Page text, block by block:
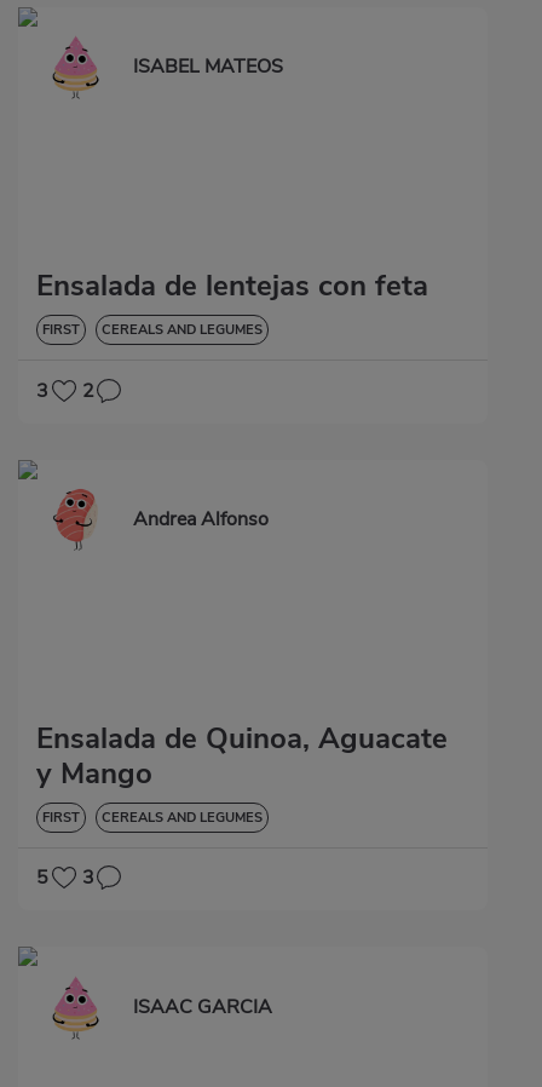
ISABEL MATEOS
Ensalada de lentejas con feta
FIRST CEREALS AND LEGUMES
3 2
Andrea Alfonso
Ensalada de Quinoa, Aguacate
y Mango
FIRST CEREALS AND LEGUMES
5 3
ISAAC GARCIA